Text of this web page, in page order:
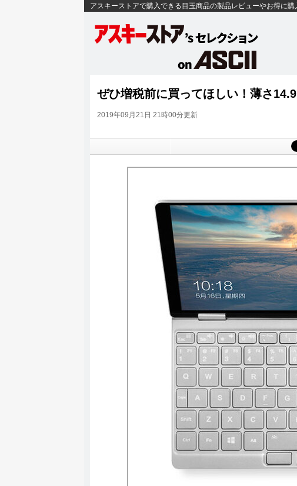
アスキーストアで購入できる目玉商品の製品レビューやお得に
ぜひ増税前に買ってほしい！薄さ
2019年09月21日 21時00分更新